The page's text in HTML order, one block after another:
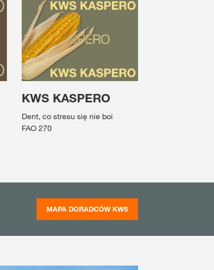
KWS KASPERO
Dent, co stresu się nie boi
FAO 270
MAPA DORADCÓW KWS